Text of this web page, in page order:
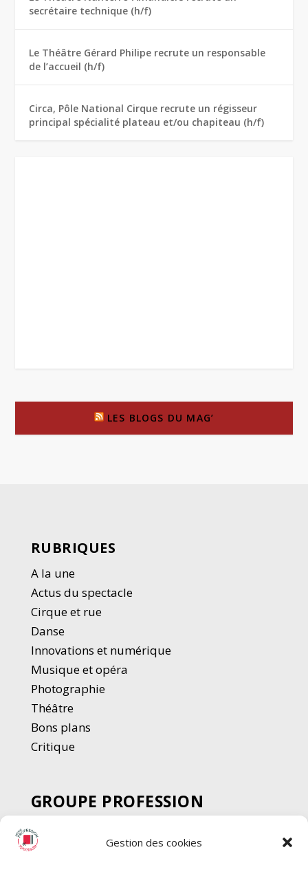
Gestion des cookies
secrétaire technique (h/f)
Le Théâtre Gérard Philipe recrute un responsable
de l’accueil (h/f)
Circa, Pôle National Cirque recrute un régisseur
principal spécialité plateau et/ou chapiteau (h/f)
LES BLOGS DU MAG’
RUBRIQUES
A la une
Actus du spectacle
Cirque et rue
Danse
Innovations et numérique
Musique et opéra
Photographie
Théâtre
Bons plans
Critique
GROUPE PROFESSION
SPECTACLE
Chèque Intermittents